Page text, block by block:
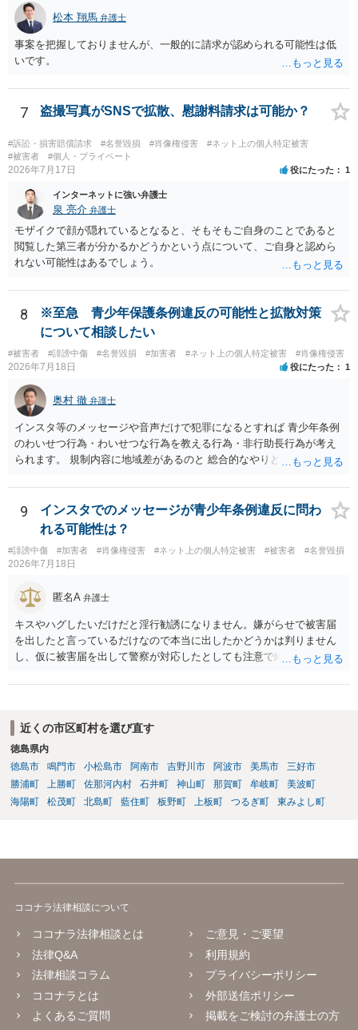
て、撮影された本人に対する損害賠償責任が認められる可能性があり
ます。 検討中の対策は、いずれも過剰ではなく、必要な方向性です。
ただし、それだけで十分とはいえません。ゲスト購入の廃止は購入者
の追跡には役立ちますが、その人が被写体本人であることまでは確認
できません。照合不一致時の販売保留・手動レビューは特に重要で
す。セッションの遡及作成は、検知するだけでなく、原則として販売
保留又は追加確認の対象とすべきです。フォレンジック透かしは転売
者の特定や抑止には有効ですが、不正購入や同意前の公開自体を防ぐ
方法、無認証プレビューの廃止、申出時の即時非公開化、未購入映像
の保存期間などを整備する必要があります。実際の画面、照合ロジッ
のリーガルチェックを受けるのがよいでしょう。
松本 翔馬 弁護士
事案を把握しておりませんが、一般的に請求が認められる可能性は低
いです。
7 盗撮写真がSNSで拡散、慰謝料請求は可能か？
#訴訟・損害賠償請求 #名誉毀損 #肖像権侵害
#ネット上の個人特定被害
#被害者
#個人・プライベート
2026年7月17日 役にたった 1
インターネットに強い弁護士
泉 亮介 弁護士
モザイクで顔が隠れているとなると、そもそもご自身のことであると
閲覧した第三者が分かるかどうかという点について、ご自身と認めら
れない可能性はあるでしょう。
8
※至急 青少年保護条例違反の可能性と拡散対策
について相談したい
#被害者 #誹謗中傷 #名誉毀損 #加害者 #ネット上の個人特定被害 #肖像権侵害
2026年7月18日 役にたった 1
奥村 徹 弁護士
インスタ等のメッセージや音声だけで犯罪になるとすれば 青少年条例
のわいせつ行為・わいせつな行為を教える行為・非行助長行為が考え
られます。 規制内容に地域差があるのと 総合的なやりとりの内容で判
す。
9
インスタでのメッセージが青少年条例違反に問わ
れる可能性は？
#誹謗中傷 #加害者 #肖像権侵害 #ネット上の個人特定被害 #被害者 #名誉毀損
2026年7月18日
匿名A 弁護士
キスやハグしたいだけだと淫行勧誘になりません。嫌がらせで被害届
を出したと言っているだけなので本当に出したかどうかは判りません
し、仮に被害届を出して警察が対応したとしても注意で終わるような
おくように。
近くの市区町村を選び直す
徳島県内
徳島市
鳴門市 小松島市 阿南市 吉野川市 阿波市 美馬市
三好市
勝浦町
上勝町 佐那河内村 石井町 神山町 那賀町 牟岐町
美波町
海陽町
松茂町 北島町 藍住町 板野町 上板町 つるぎ町 東みよし町
ココナラ法律相談について
ココナラ法律相談とは
法律Q&A
法律相談コラム
ココナラとは
よくあるご質問
ご意見・ご要望
利用規約
プライバシーポリシー
外部送信ポリシー
掲載をご検討の弁護士の方